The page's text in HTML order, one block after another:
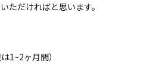
ただければと思います。
1~2ヶ月間）